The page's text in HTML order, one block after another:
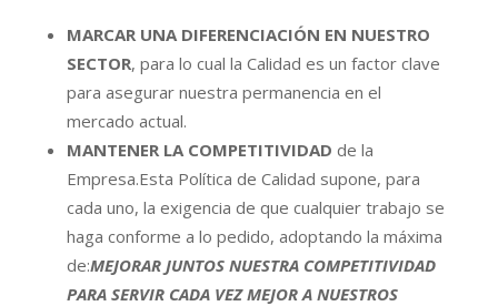
MARCAR UNA DIFERENCIACIÓN EN NUESTRO
SECTOR, para lo cual la Calidad es un factor clave
para asegurar nuestra permanencia en el
mercado actual.
MANTENER LA COMPETITIVIDAD de la
Empresa.Esta Política de Calidad supone, para
cada uno, la exigencia de que cualquier trabajo se
haga conforme a lo pedido, adoptando la máxima
de:MEJORAR JUNTOS NUESTRA COMPETITIVIDAD
PARA SERVIR CADA VEZ MEJOR A NUESTROS